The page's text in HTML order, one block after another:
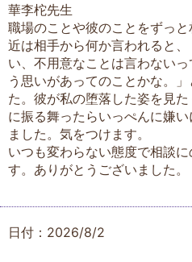
華李柁先生
職場のことや彼のことをずっ
近は相手から何か言われると
い、不用意なことは言わない
う思いがあってのことかな。
た。彼が私の堕落した姿を見
に振る舞ったらいっぺんに嫌
ました。気をつけます。
いつも変わらない態度で相談
す。ありがとうございました。
日付：2026/8/2